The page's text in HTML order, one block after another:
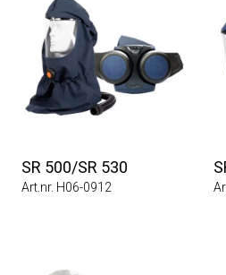
SR 500/SR 530
Art.nr. H06-0912